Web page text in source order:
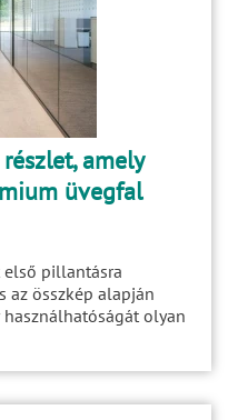
amely
üvegfal
első pillantásra
az összkép alapján
olyan